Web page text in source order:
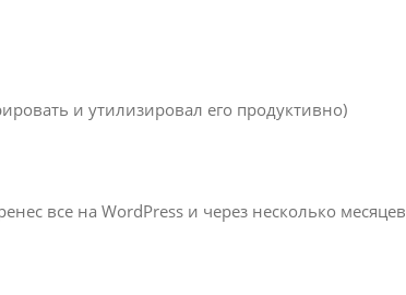
и утилизировал его продуктивно)
все на WordPress и через несколько месяцев